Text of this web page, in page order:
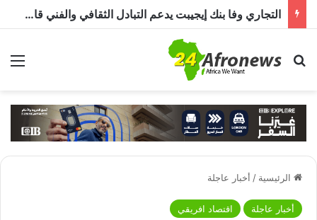
التجاري وفا بنك إيجيبت يدعم التبادل الثقافي والفني قارة أفريقيا من خلال مبادرة « JamSalam 2026 »
بحث عن
الرئيسية / أخبار عاجلة
أخبار عاجلة اقتصاد افريقي